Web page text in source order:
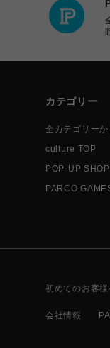
カテゴリー
全カテゴリーか
culture TOP
POP-UP
PARCO
初めてのお客様
会社情報